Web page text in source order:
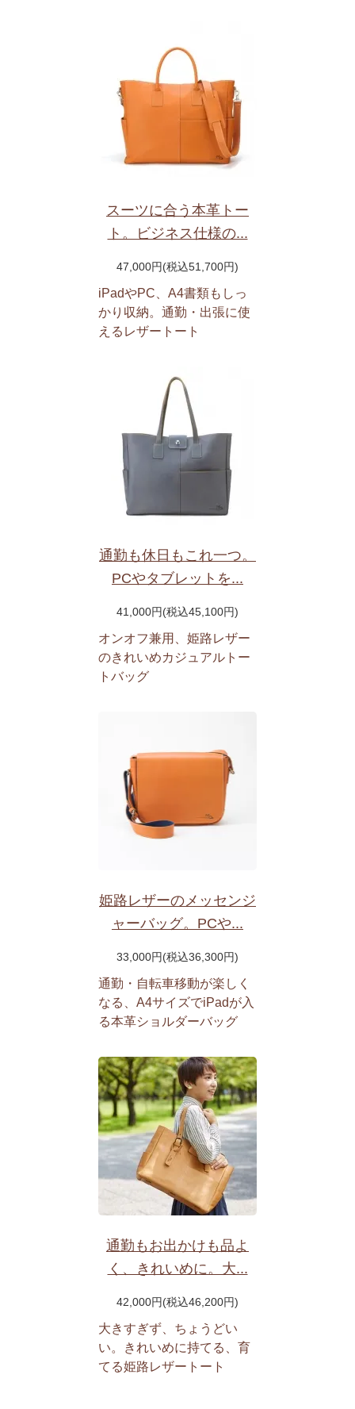
スーツに合う本革トー
ト。ビジネス仕様の...
47,000円(税込51,700円)
iPadやPC、A4書類もしっ
かり収納。通勤・出張に使
えるレザートート
通勤も休日もこれ一つ。
PCやタブレットを...
41,000円(税込45,100円)
オンオフ兼用、姫路レザー
のきれいめカジュアルトー
トバッグ
姫路レザーのメッセンジ
ャーバッグ。PCや...
33,000円(税込36,300円)
通勤・自転車移動が楽しく
なる、A4サイズでiPadが入
る本革ショルダーバッグ
通勤もお出かけも品よ
く、きれいめに。大...
42,000円(税込46,200円)
大きすぎず、ちょうどい
い。きれいめに持てる、育
てる姫路レザートート